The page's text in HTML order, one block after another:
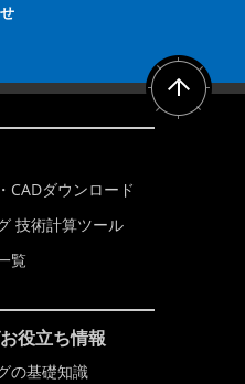
CADダウンロード
技術計算ツール
覧
お役立ち情報
の基礎知識